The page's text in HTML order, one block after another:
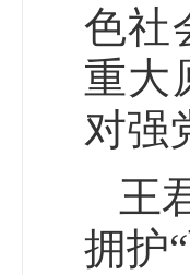
色社
重大
对强
王
拥护